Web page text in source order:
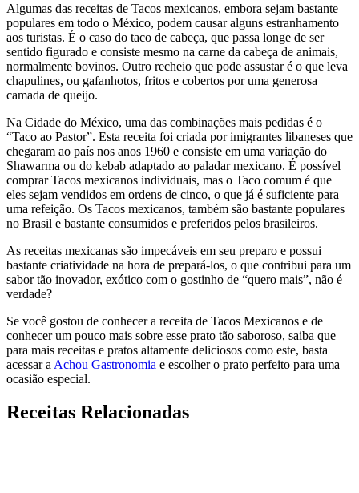
Algumas das receitas de Tacos mexicanos, embora sejam bastante
populares em todo o México, podem causar alguns estranhamento
aos turistas. É o caso do taco de cabeça, que passa longe de ser
sentido figurado e consiste mesmo na carne da cabeça de animais,
normalmente bovinos. Outro recheio que pode assustar é o que leva
chapulines, ou gafanhotos, fritos e cobertos por uma generosa
camada de queijo.
Na Cidade do México, uma das combinações mais pedidas é o
“Taco ao Pastor”. Esta receita foi criada por imigrantes libaneses que
chegaram ao país nos anos 1960 e consiste em uma variação do
Shawarma ou do kebab adaptado ao paladar mexicano. É possível
comprar Tacos mexicanos individuais, mas o Taco comum é que
eles sejam vendidos em ordens de cinco, o que já é suficiente para
uma refeição. Os Tacos mexicanos, também são bastante populares
no Brasil e bastante consumidos e preferidos pelos brasileiros.
As receitas mexicanas são impecáveis em seu preparo e possui
bastante criatividade na hora de prepará-los, o que contribui para um
sabor tão inovador, exótico com o gostinho de “quero mais”, não é
verdade?
Se você gostou de conhecer a receita de Tacos Mexicanos e de
conhecer um pouco mais sobre esse prato tão saboroso, saiba que
para mais receitas e pratos altamente deliciosos como este, basta
acessar a Achou Gastronomia e escolher o prato perfeito para uma
ocasião especial.
Receitas Relacionadas